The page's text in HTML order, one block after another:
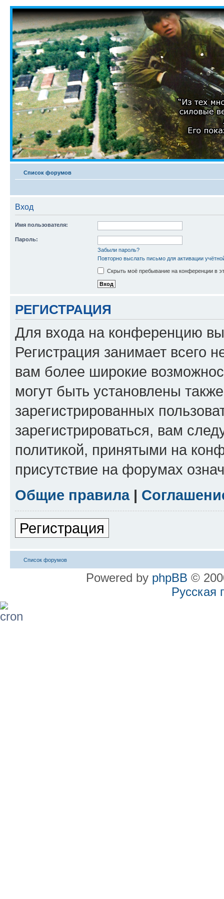
Список форумов
Вход
Имя пользователя:
Пароль:
Забыли пароль?
Повторно выслать письмо для активации
Скрыть моё пребывание на конференции в
РЕГИСТРАЦИЯ
Для входа на конференцию
Регистрация занимает всего
вам более широкие
могут быть установлены
зарегистрированных
зарегистрироваться, вам
политикой, принятыми на
присутствие на форумах
Общие правила|
Регистрация
Список форумов
Powered by phpBB ©
Русская